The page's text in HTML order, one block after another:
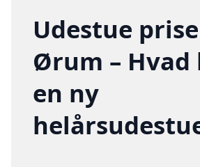
Udestue
Ørum – Hvad
en ny